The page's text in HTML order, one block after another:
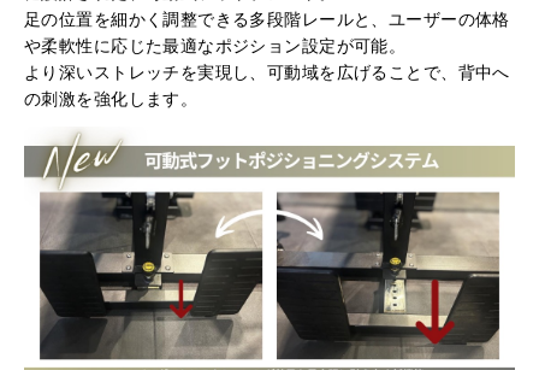
足の位置を細かく調整できる多段階レールと、ユーザーの体格
や柔軟性に応じた最適なポジション設定が可能。
より深いストレッチを実現し、可動域を広げることで、背中へ
の刺激を強化します。